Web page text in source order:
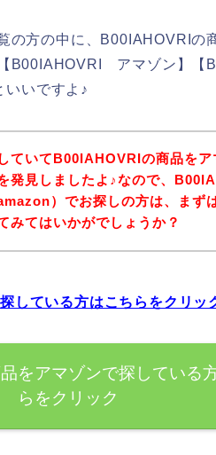
の方の中に、B00IAHOVRIの
B00IAHOVRI アマゾン】
いいですよ♪
ていてB00IAHOVRIの商品をア
発見しましたよ♪なので、
）でお探しの方は、まず
みてはいかがでしょうか？
している方はこちらをクリッ
をアマゾンで探している
らをクリック